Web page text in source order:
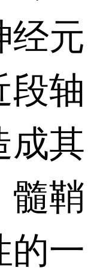
经元
段轴
成其
髓鞘
的一